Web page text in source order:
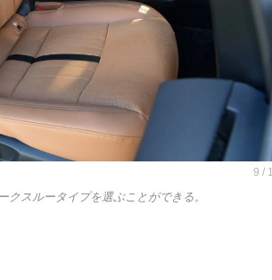
スルータイプを選ぶことができる。